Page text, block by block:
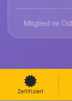
Mitglied im
Zertifiziert